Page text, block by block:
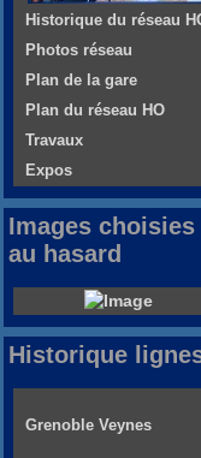
Historique du réseau
Photos réseau
Plan de la gare
Plan du réseau HO
Travaux
Expos
Images choisies
au hasard
Historique
Grenoble Veynes